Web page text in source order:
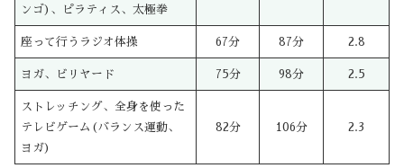
ンゴ)、ピラティス、太極拳
座って行うラジオ体操 67分 87分 2.8
ヨガ、ビリヤード 75分 98分 2.5
ストレッチング、全身を使った
テレビゲーム(バランス運動、
ヨガ)
82分 106分 2.3